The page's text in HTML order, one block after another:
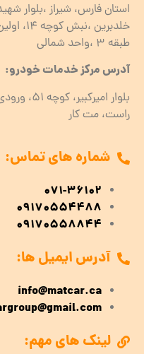
استان فارس، شیراز ،بلوار
طبقه ۳ ،واحد شمالی
آدرس مرکز خدمات خودرو:
بلوار
راست، مت کار
شماره های تماس:
071-36102
09170554488
09170558844
آدرس ایمیل ها:
info@matcar.ca
لینک های مهم: